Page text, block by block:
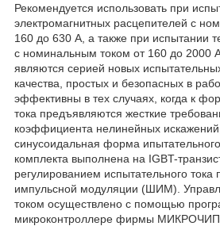
Рекомендуется использовать при
электромагнитных расцепителей с
160 до 630 А, а также при испытании
с номинальным током от 160 до
являются серией новых
качества, простых и безопасных в
эффективны в тех случаях, когда к
тока предъявляются жесткие
коэффициента нелинейных искажений,
синусоидальная форма
комплекта выполнена на IGBT-
регулированием испытательного
импульсной модуляции (ШИМ).
током осуществлено с помощью
микроконтроллере фирмы